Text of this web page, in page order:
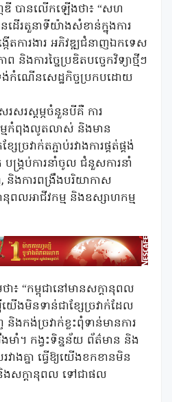
ណឌី បានលើកឡើងថា៖ “សហ
ើរតួនាទីយ៉ាងសំខាន់ក្នុងការ
ើតការងារ អភិវឌ្ឍជំនាញឯកទេស
ងការច្នៃប្រឌិតបច្ចេកវិទ្យាថ្មីៗ
រង់កំណើនសេដ្ឋកិច្ចប្រកបដោយ
រសរស្តម្ភចំនួនបីគឺ ការ
មកំពុងលូតលាស់ និងមាន
ច្រវាក់តភ្ជាប់រវាងការផ្គត់ផ្គង់
បង្គ្រប់ការនាំចូល ជំនួសការនាំ
និងការពង្រឹងបរិយាកាស
លអាជីវកម្ម និងឧស្សាហកម្ម
ថា៖ “កម្ពុជានៅមានសក្តានុពល
ើងមិនទាន់ជាខ្សែច្រវាក់ដែល
ងកង់ច្រវាក់ខ្លះពុំទាន់មានការ
ងមាំ។ កង្វះទិន្នន័យ ព័ត៌មាន និង
ងគ្នា ធ្វើឱ្យយើងខកខានមិន
ងសក្តានុពល ទៅជាផល